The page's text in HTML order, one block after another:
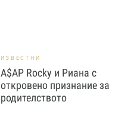
ИЗВЕСТНИ
A$AP Rocky и Риана с
откровено признание за
родителството